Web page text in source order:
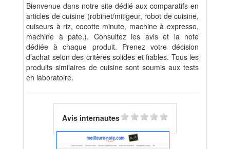
Bienvenue dans notre site dédié aux comparatifs en
articles de cuisine (robinet/mitigeur, robot de cuisine,
cuiseurs à riz, cocotte minute, machine à expresso,
machine à pate.). Consultez les avis et la note
dédiée à chaque produit. Prenez votre décision
d’achat selon des critères solides et fiables. Tous les
produits similaires de cuisine sont soumis aux tests
en laboratoire.
Avis internautes